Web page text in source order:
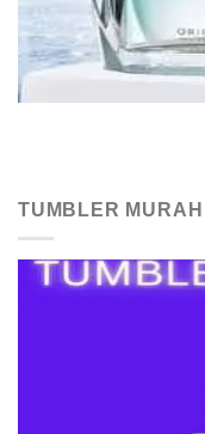
TUMBLER MURAH